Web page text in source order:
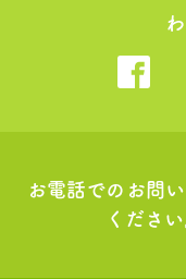
お電話でのお問
ください